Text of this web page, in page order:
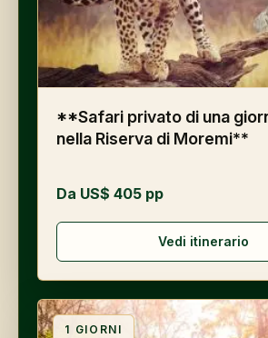
**Safari privato di una
nella Riserva di Moremi**
Da US$ 405 pp
Vedi itinerario
1 GIORNI